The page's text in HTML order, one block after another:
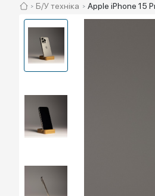
Б/У техніка Apple iPhone 15